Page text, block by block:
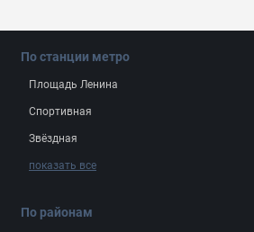
По станции метро
Площадь Ленина
Спортивная
Звёздная
показать все
По районам